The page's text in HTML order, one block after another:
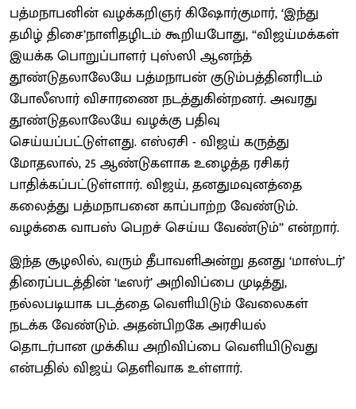
பத்மநாபனின் வழக்கறிஞர் கிஷோர்குமார், ‘இந்து
தமிழ் திசை’நாளிதழிடம் கூறியபோது, ‘‘விஜய்மக்கள்
இயக்க பொறுப்பாளர் புஸ்ஸி ஆனந்த்
தூண்டுதலாலேயே பத்மநாபன் குடும்பத்தினரிடம்
போலீஸார் விசாரணை நடத்துகின்றனர். அவரது
தூண்டுதலாலேயே வழக்கு பதிவு
செய்யப்பட்டுள்ளது. எஸ்ஏசி - விஜய் கருத்து
மோதலால், 25 ஆண்டுகளாக உழைத்த ரசிகர்
பாதிக்கப்பட்டுள்ளார். விஜய், தனதுமவுனத்தை
கலைத்து பத்மநாபனை காப்பாற்ற வேண்டும்.
வழக்கை வாபஸ் பெறச் செய்ய வேண்டும்’’ என்றார்.
இந்த சூழலில், வரும் தீபாவளிஅன்று தனது ‘மாஸ்டர்’
திரைப்படத்தின் ‘டீஸர்’ அறிவிப்பை முடித்து,
நல்லபடியாக படத்தை வெளியிடும் வேலைகள்
நடக்க வேண்டும். அதன்பிறகே அரசியல்
தொடர்பான முக்கிய அறிவிப்பை வெளியிடுவது
என்பதில் விஜய் தெளிவாக உள்ளார்.